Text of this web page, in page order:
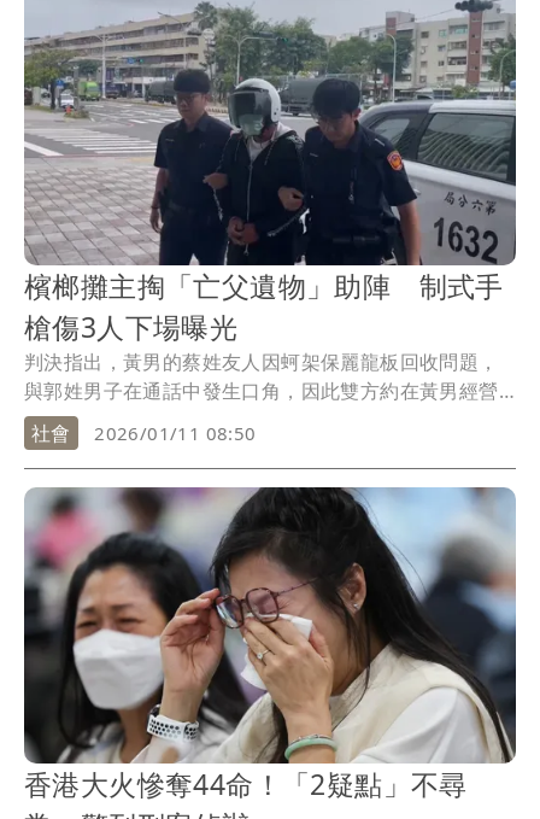
檳榔攤主掏「亡父遺物」助陣 制式手
槍傷3人下場曝光
判決指出，黃男的蔡姓友人因蚵架保麗龍板回收問題，
與郭姓男子在通話中發生口角，因此雙方約在黃男經營
的檳...
社會 2026/01/11 08:50
香港大火慘奪44命！「2疑點」不尋